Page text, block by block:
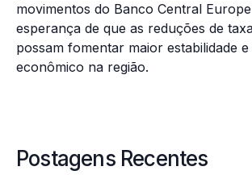
movimentos do Banco Central
esperança de que as reduções de
possam fomentar maior estabilidade
econômico na região.
Postagens Recentes